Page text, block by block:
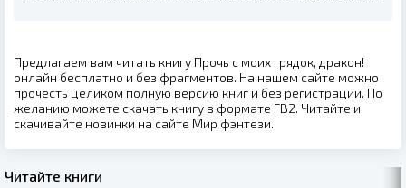
Предлагаем вам читать книгу Прочь с моих грядок, дракон!
онлайн бесплатно и без фрагментов. На нашем сайте можно
прочесть целиком полную версию книг и без регистрации. По
желанию можете скачать книгу в формате FB2. Читайте и
скачивайте новинки на сайте Мир фэнтези.
Читайте книги